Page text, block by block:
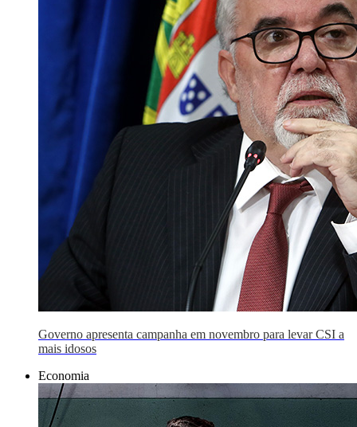
Governo apresenta campanha em novembro para levar CSI a
mais idosos
Economia